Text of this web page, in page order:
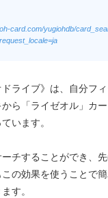
card.com/yugiohdb/
ドライブ》は、自分フ
ら「ライゼオル」カ
います。
チすることができ、
の効果を使うことで
す。